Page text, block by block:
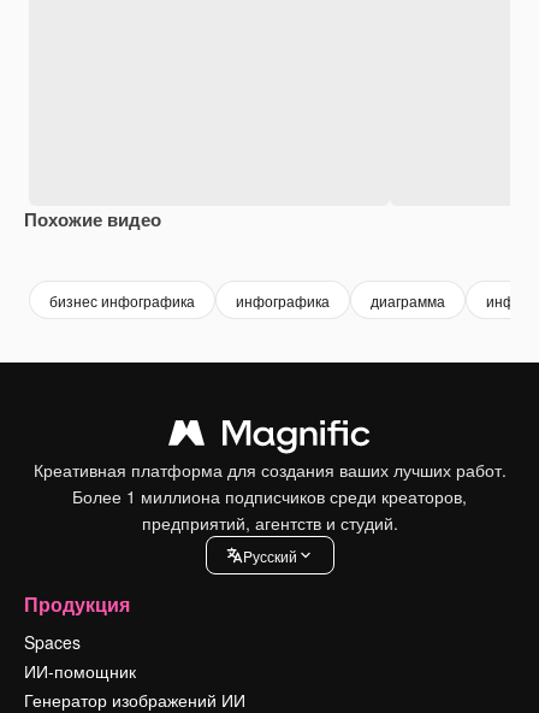
Похожие видео
бизнес инфографика инфографика диаграмма
Креативная платформа для создания ваших лучших работ.
Более 1 миллиона подписчиков среди креаторов,
предприятий, агентств и студий.
Pусский
Продукция
Spaces
ИИ-помощник
Генератор изображений ИИ